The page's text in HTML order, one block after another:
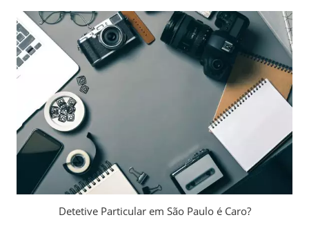
Detetive Particular em São Paulo é Caro?